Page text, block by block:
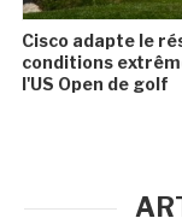
Cisco adapte le
conditions
l'US Open de golf